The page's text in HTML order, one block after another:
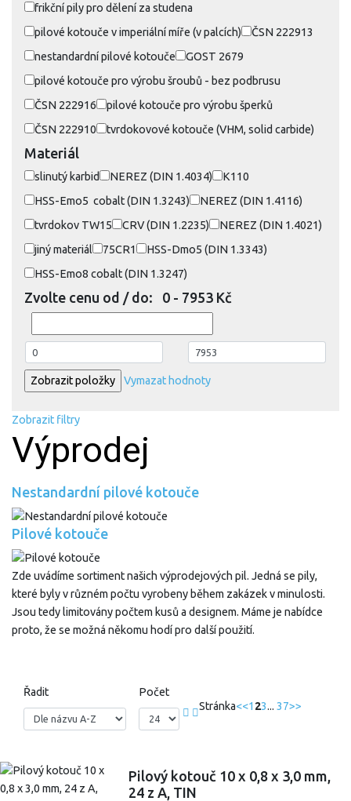
frikční pily pro dělení za studena
pilové kotouče v imperiální míře (v palcích)
ČSN 222913
nestandardní pilové kotouče
GOST 2679
pilové kotouče pro výrobu šroubů - bez podbrusu
ČSN 222916
pilové kotouče pro výrobu šperků
ČSN 222910
tvrdokovové kotouče (VHM, solid carbide)
Materiál
slinutý karbid NEREZ (DIN 1.4034)
K110
HSS-Emo5 cobalt (DIN 1.3243)
NEREZ (DIN 1.4116)
tvrdokov TW15
CRV (DIN 1.2235)
NEREZ (DIN 1.4021)
jiný materiál
75CR1
HSS-Dmo5 (DIN 1.3343)
HSS-Emo8 cobalt (DIN 1.3247)
Zvolte cenu od / do: 0 - 7953 Kč
Vymazat hodnoty
Zobrazit filtry
Výprodej
Nestandardní pilové kotouče
Pilové kotouče
Zde uvádíme sortiment našich výprodejových pil. Jedná se pily,
které byly v různém počtu vyrobeny během zakázek v minulosti.
Jsou tedy limitovány počtem kusů a designem. Máme je nabídce
proto, že se možná někomu hodí pro další použití.
Řadit
Počet
Stránka<<1 23... 37>>
Pilový kotouč 10 x 0,8 x 3,0 mm,
24 z A, TIN